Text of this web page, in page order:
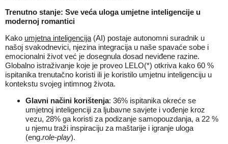
Trenutno stanje: Sve veća uloga umjetne inteligencije u
modernoj romantici
Kako umjetna inteligencija (AI) postaje autonomni suradnik u
našoj svakodnevici, njezina integracija u naše spavaće sobe i
emocionalni život već je dosegnula dosad neviđene razine.
Globalno istraživanje koje je proveo LELO(*) otkriva kako 60 %
ispitanika trenutačno koristi ili je koristilo umjetnu inteligenciju u
kontekstu svojeg intimnog života.
Glavni načini korištenja: 36% ispitanika okreće se
umjetnoj inteligenciji za ljubavne savjete i vođenje kroz
vezu, 28% ga koristi za podizanje samopouzdanja, a 22 %
u njemu traži inspiraciju za maštarije i igranje uloga
(eng.role-play).